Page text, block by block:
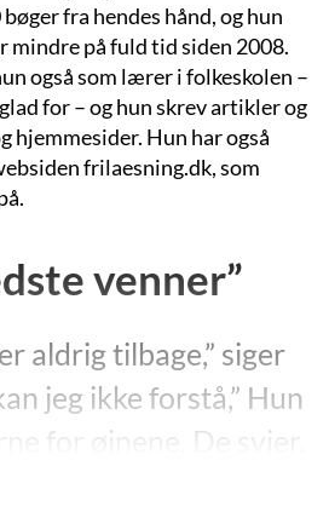
fra hendes hånd, og hun
mindre på fuld tid siden 2008.
også som lærer i folkeskolen –
for – og hun skrev artikler og
hjemmesider. Hun har også
frilaesning.dk, som
venner”
aldrig tilbage,” siger
jeg ikke forstå,” Hun
for øjnene. De svier.